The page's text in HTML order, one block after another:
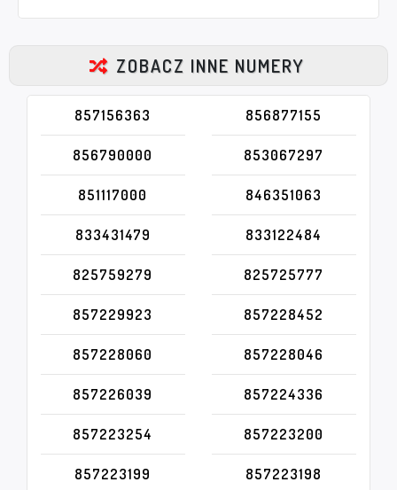
ZOBACZ INNE NUMERY
857156363 856877155
856790000 853067297
851117000 846351063
833431479 833122484
825759279 825725777
857229923 857228452
857228060 857228046
857226039 857224336
857223254 857223200
857223199 857223198